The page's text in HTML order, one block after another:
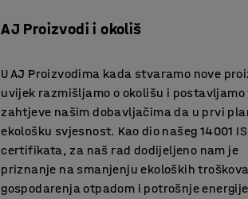
AJ Proizvodi i okoliš
U AJ Proizvodima kada stvaramo nove
uvijek razmišljamo o okolišu i postavljamo
zahtjeve našim dobavljačima da u prvi
ekološku svjesnost. Kao dio našeg 14001
certifikata, za naš rad dodijeljeno nam je
priznanje na smanjenju ekoloških troškova
gospodarenja otpadom i potrošnje